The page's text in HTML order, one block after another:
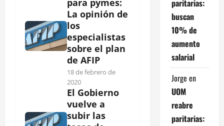
para pymes:
La opinión de
los
especialistas
sobre el plan
de AFIP
18 de febrero de
2020
El Gobierno
vuelve a
subir las
paritarias:
buscan
10% de
aumento
salarial
Jorge en
UOM
reabre
paritarias: